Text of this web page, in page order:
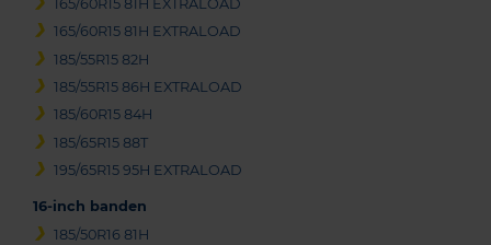
165/60R15 81H EXTRALOAD
165/60R15 81H EXTRALOAD
185/55R15 82H
185/55R15 86H EXTRALOAD
185/60R15 84H
185/65R15 88T
195/65R15 95H EXTRALOAD
16-inch banden
185/50R16 81H